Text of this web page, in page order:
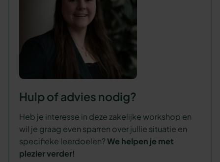
Hulp of advies nodig?
Heb je interesse in deze zakelijke workshop en
wil je graag even sparren over jullie situatie en
specifieke leerdoelen?We helpen je met
plezier verder!